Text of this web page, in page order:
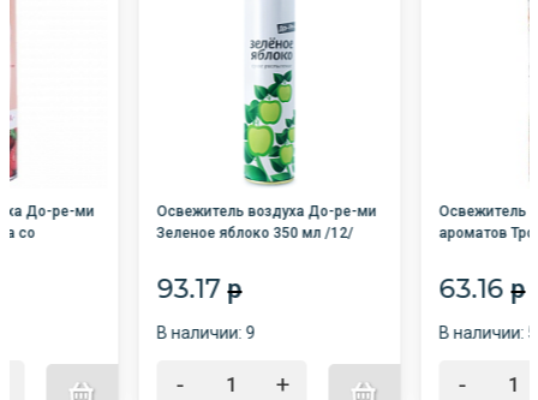
До-ре-ми
со
Освежитель воздуха До-ре-ми
Зеленое яблоко 350 мл /12/
93.17 p
В наличии: 9
- +
Освежитель
ароматов
63.16 p
В наличии:
-